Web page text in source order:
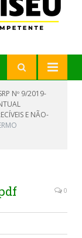
Nº 9/2019-
E NÃO-
0